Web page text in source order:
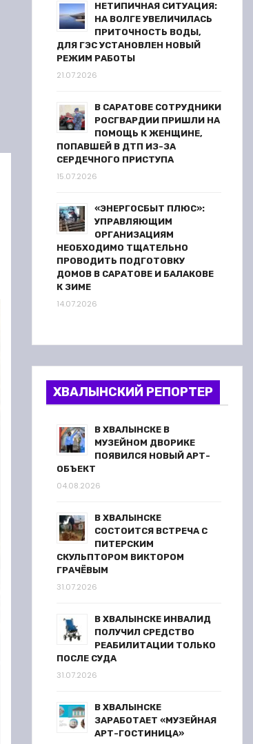
НЕТИПИЧНАЯ СИТУАЦИЯ:
НА ВОЛГЕ УВЕЛИЧИЛАСЬ
ПРИТОЧНОСТЬ ВОДЫ,
ДЛЯ ГЭС УСТАНОВЛЕН НОВЫЙ
РЕЖИМ РАБОТЫ
21.07.2026
В САРАТОВЕ СОТРУДНИКИ
РОСГВАРДИИ ПРИШЛИ НА
ПОМОЩЬ К ЖЕНЩИНЕ,
ПОПАВШЕЙ В ДТП ИЗ-ЗА
СЕРДЕЧНОГО ПРИСТУПА
15.07.2026
«ЭНЕРГОСБЫТ ПЛЮС»:
УПРАВЛЯЮЩИМ
ОРГАНИЗАЦИЯМ
НЕОБХОДИМО ТЩАТЕЛЬНО
ПРОВОДИТЬ ПОДГОТОВКУ
ДОМОВ В САРАТОВЕ И БАЛАКОВЕ
К ЗИМЕ
14.07.2026
ХВАЛЫНСКИЙ РЕПОРТЕР
В ХВАЛЫНСКЕ В
МУЗЕЙНОМ ДВОРИКЕ
ПОЯВИЛСЯ НОВЫЙ АРТ-
ОБЪЕКТ
04.08.2026
В ХВАЛЫНСКЕ
СОСТОИТСЯ ВСТРЕЧА С
ПИТЕРСКИМ
СКУЛЬПТОРОМ ВИКТОРОМ
ГРАЧЁВЫМ
31.07.2026
В ХВАЛЫНСКЕ ИНВАЛИД
ПОЛУЧИЛ СРЕДСТВО
РЕАБИЛИТАЦИИ ТОЛЬКО
ПОСЛЕ СУДА
31.07.2026
В ХВАЛЫНСКЕ
ЗАРАБОТАЕТ «МУЗЕЙНАЯ
АРТ-ГОСТИНИЦА»